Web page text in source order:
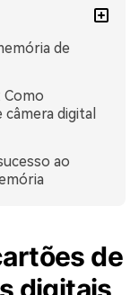
de
Como
digital
ao
de